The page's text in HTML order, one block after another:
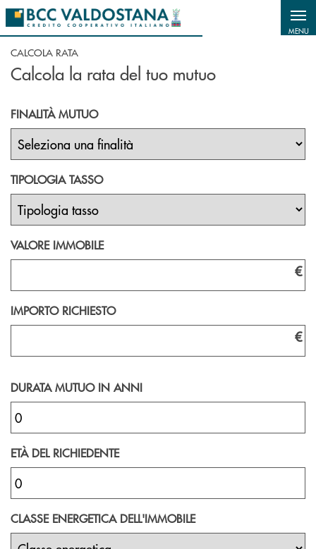
Salta al contenuto principale
MENU
CALCOLA RATA
Calcola la rata del tuo mutuo
FINALITÀ MUTUO
TIPOLOGIA TASSO
VALORE IMMOBILE
€
IMPORTO RICHIESTO
€
DURATA MUTUO IN ANNI
ETÀ DEL RICHIEDENTE
CLASSE ENERGETICA DELL'IMMOBILE